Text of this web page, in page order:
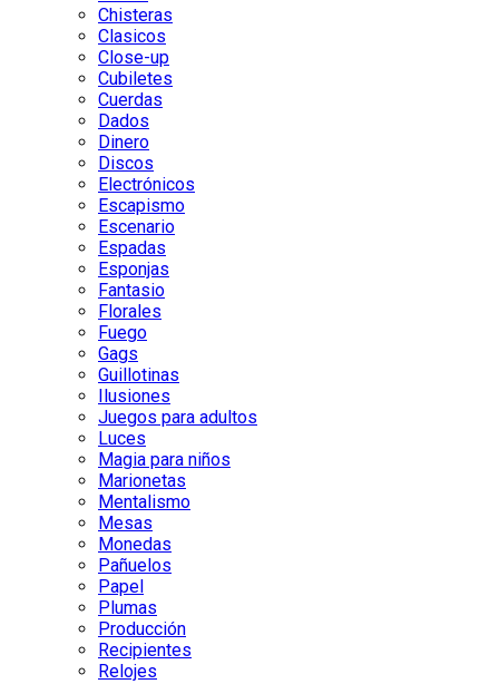
Chisteras
Clasicos
Close-up
Cubiletes
Cuerdas
Dados
Dinero
Discos
Electrónicos
Escapismo
Escenario
Espadas
Esponjas
Fantasio
Florales
Fuego
Gags
Guillotinas
Ilusiones
Juegos para adultos
Luces
Magia para niños
Marionetas
Mentalismo
Mesas
Monedas
Pañuelos
Papel
Plumas
Producción
Recipientes
Relojes